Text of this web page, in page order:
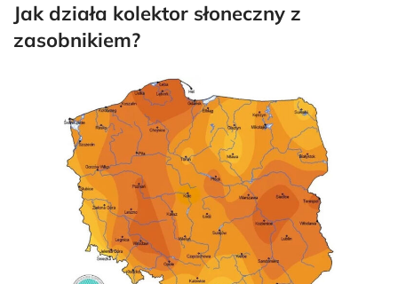
Jak działa kolektor słoneczny z
zasobnikiem?